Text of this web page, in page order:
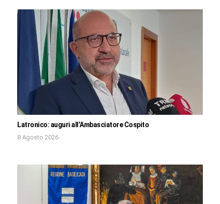
Latronico: auguri all’Ambasciatore Cospito
8 Agosto 2026